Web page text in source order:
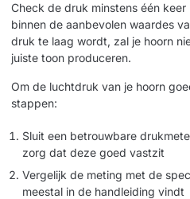
Check de druk minstens één
binnen de aanbevolen waardes
druk te laag wordt, zal je hoorn
juiste toon produceren.
Om de luchtdruk van je hoorn
stappen:
Sluit een betrouwbare
zorg dat deze goed vastzit
Vergelijk de meting met de
meestal in de handleiding vindt